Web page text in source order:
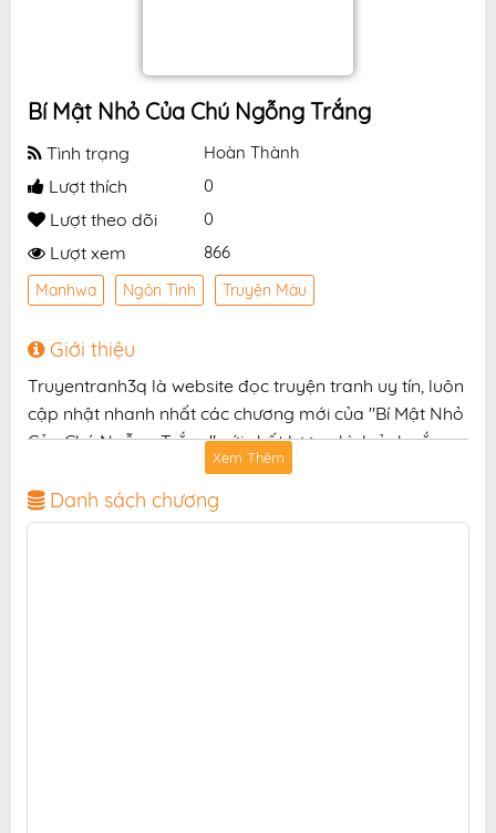
Bí Mật Nhỏ Của Chú Ngỗng Trắng
Tình trạng Hoàn Thành
Lượt thích 0
Lượt theo dõi 0
Lượt xem 866
Manhwa Ngôn Tình Truyện Màu
Giới thiệu
Truyentranh3q là website đọc truyện tranh uy tín, luôn
cập nhật nhanh nhất các chương mới của "Bí Mật Nhỏ
Của Chú Ngỗng Trắng" với chất lượng hình ảnh sắc
nét, bản dịch chuẩn và giao diện thân thiện, mang đến
trải nghiệm đọc truyện hấp dẫn, tiện lợi, hoàn toàn
miễn phí cho độc giả yêu thích truyện tranh online.
Xem Thêm
Danh sách chương